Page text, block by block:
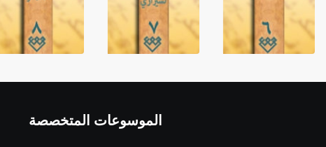
الموسوعات المتخصصة